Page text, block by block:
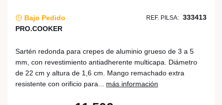
Bajo Pedido REF. PILSA: 333413
PRO.COOKER
Sartén redonda para crepes de aluminio grueso de 3 a 5
mm, con revestimiento antiadherente multicapa. Diámetro
de 22 cm y altura de 1,6 cm. Mango remachado extra
resistente con orificio para... más información